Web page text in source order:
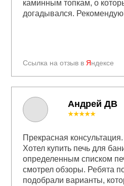
Ссылка на отзыв в Яндексе
каминным топкам, о
догадывался.
Андрей ДВ
★★★★★
Прекрасная
Хотел купить печь для
определенным списком
смотрел обзоры. Ребята
подобрали варианты,